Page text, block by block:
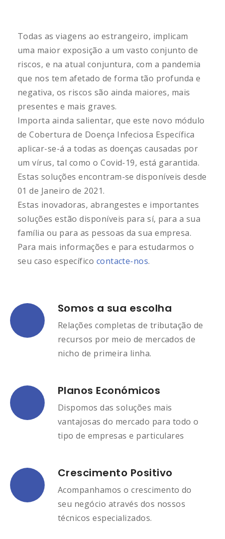
Todas as viagens ao estrangeiro, implicam
uma maior exposição a um vasto conjunto de
riscos, e na atual conjuntura, com a pandemia
que nos tem afetado de forma tão profunda e
negativa, os riscos são ainda maiores, mais
presentes e mais graves.
Importa ainda salientar, que este novo módulo
de Cobertura de Doença Infeciosa Específica
aplicar-se-á a todas as doenças causadas por
um vírus, tal como o Covid-19, está garantida.
Estas soluções encontram-se disponíveis desde
01 de Janeiro de 2021.
Estas inovadoras, abrangestes e importantes
soluções estão disponíveis para sí, para a sua
família ou para as pessoas da sua empresa.
Para mais informações e para estudarmos o
seu caso específico contacte-nos.
Somos a sua escolha
Relações completas de tributação de
recursos por meio de mercados de
nicho de primeira linha.
Planos Económicos
Dispomos das soluções mais
vantajosas do mercado para todo o
tipo de empresas e particulares
Crescimento Positivo
Acompanhamos o crescimento do
seu negócio através dos nossos
técnicos especializados.